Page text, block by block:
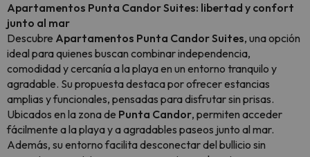
Apartamentos Punta Candor Suites: libertad y confort
junto al mar
Descubre Apartamentos Punta Candor Suites, una opción
ideal para quienes buscan combinar independencia,
comodidad y cercanía a la playa en un entorno tranquilo y
agradable. Su propuesta destaca por ofrecer estancias
amplias y funcionales, pensadas para disfrutar sin prisas.
Ubicados en la zona de Punta Candor, permiten acceder
fácilmente a la playa y a agradables paseos junto al mar.
Además, su entorno facilita desconectar del bullicio sin